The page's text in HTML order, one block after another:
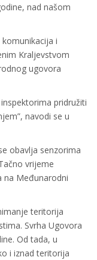
nad našom
i
Kraljevstvom
ugovora
pridružiti
navodi se u
obavlja senzorima
vrijeme
na Međunarodni
teritorija
Svrha Ugovora
Od tada, u
i iznad teritorija